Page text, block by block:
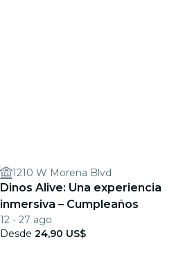
1210 W Morena Blvd
Dinos Alive: Una experiencia
inmersiva – Cumpleaños
12 - 27 ago
Desde 24,90 US$